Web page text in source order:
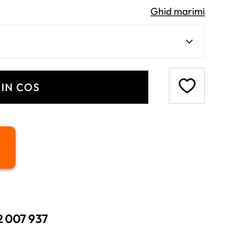
Ghid marimi
COS
007 937